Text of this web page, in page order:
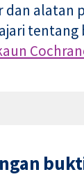
dan alatan
tentang